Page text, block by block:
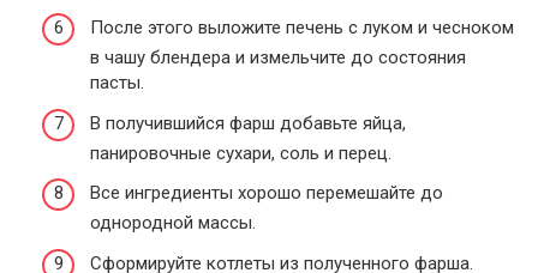
После этого выложите печень с луком и чесноком
в чашу блендера и измельчите до состояния
пасты.
В получившийся фарш добавьте яйца,
панировочные сухари, соль и перец.
Все ингредиенты хорошо перемешайте до
однородной массы.
Сформируйте котлеты из полученного фарша.